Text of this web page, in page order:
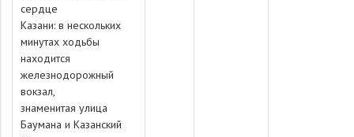
сердце
Казани: в нескольких
минутах ходьбы
находится
железнодорожный
вокзал,
знаменитая улица
Баумана и Казанский